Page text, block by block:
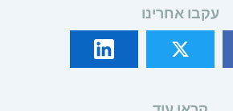
עקבו אחרינו